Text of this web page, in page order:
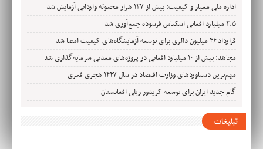
اداره ملی معیار و کیفیت: بیش از ۱۲۷ هزار محموله وارداتی آزمایش شد
۲.۵ میلیارد افغانی اسکناس فرسوده جمع‌آوری شد
قرارداد ۴۶ میلیون دالری برای توسعه آزمایشگاه‌های کیفیت امضا شد
مجاهد: بیش از ۱۰ میلیارد افغانی در پروژه‌های معدنی سرمایه‌گذاری شد
مهم‌ترین دستاوردهای وزارت اقتصاد در سال ۱۴۴۷ هجری قمری
گام جدید ایران برای توسعه کریدور ریلی افغانستان
تبلیغات